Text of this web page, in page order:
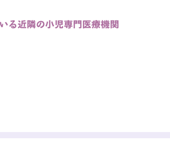
る近隣の小児専門医療機関